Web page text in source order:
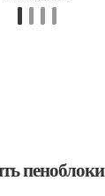
пеноблоки